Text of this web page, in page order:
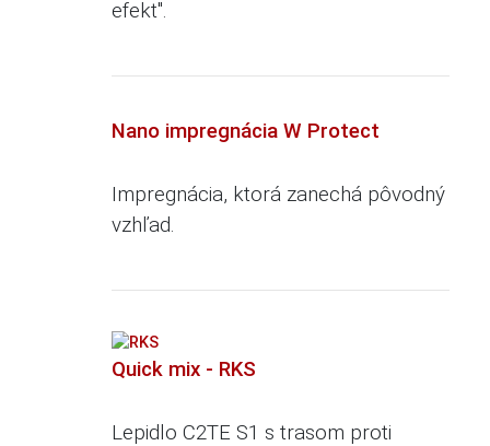
efekt".
Nano impregnácia W Protect
Impregnácia, ktorá zanechá pôvodný
vzhľad.
Quick mix - RKS
Lepidlo C2TE S1 s trasom proti